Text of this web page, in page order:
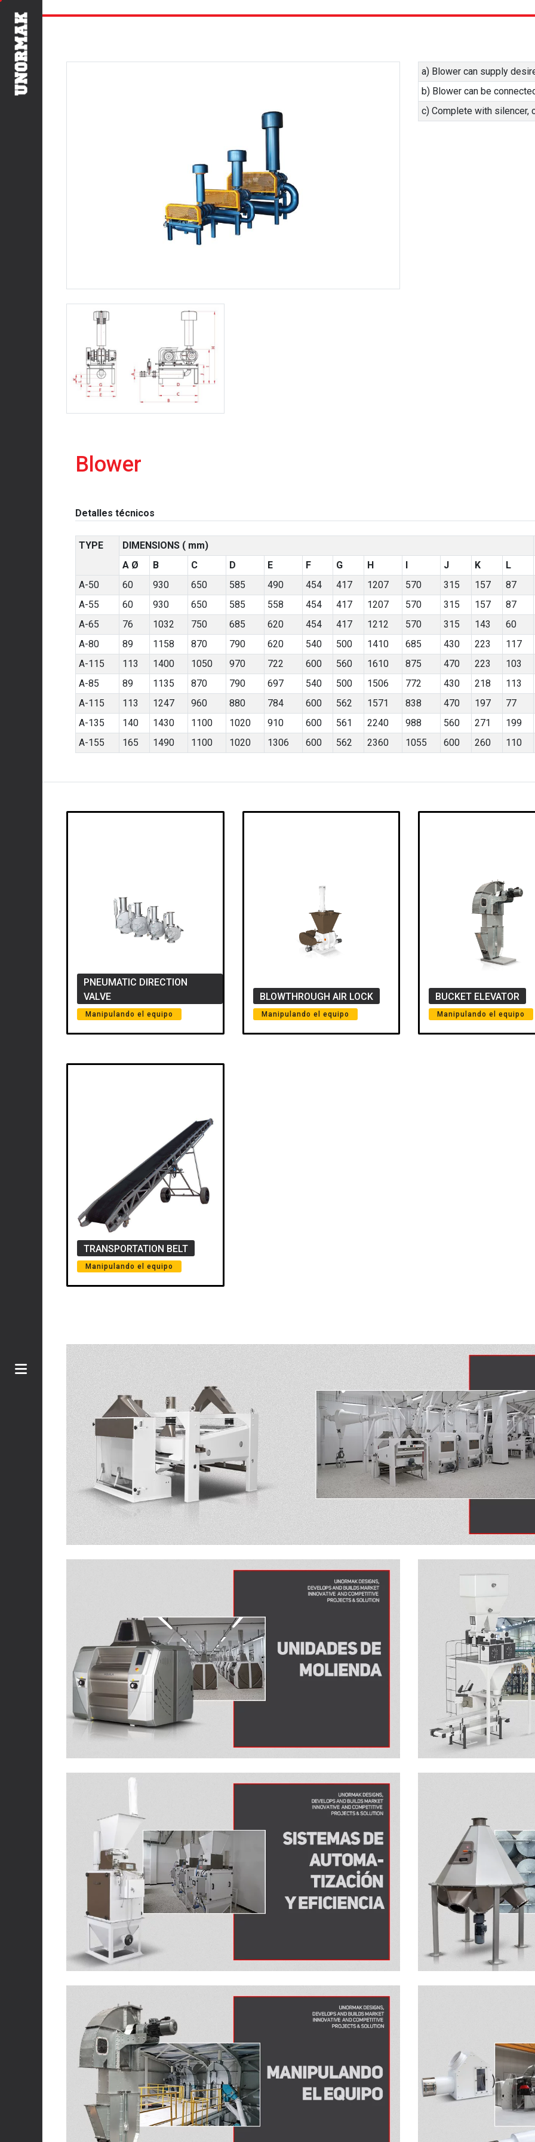
a) Blower can supply
b) Blower can be
c) Complete with silencer,
Blower
Detalles técnicos
TYPE DIMENSIONS ( mm)
A Ø
B C D E F G H J K L
A-50
60 930 650 585 490 454 417 1207 570 315 157 87
A-55
60 930 650 585 558 454 417 1207 570 315 157 87
A-65
76 1032 750 685 620 454 417 1212 570 315 143 60
A-80
89 1158 870 790 620 540 500 1410 685 430 223 117
A-115
113 1400 1050 970 722 600 560 1610 875 470 223 103
A-85
89 1135 870 790 697 540 500 1506 772 430 218 113
A-115
113 1247 960 880 784 600 562 1571 838 470 197 77
A-135
140 1430 1100 1020 910 600 561 2240 988 560 271 199
A-155
165 1490 1100 1020 1306 600 562 2360 1055 600 260 110
PNEUMATIC DIRECTION
VALVE
Manipulando el equipo
BLOWTHROUGH AIR LOCK
Manipulando el equipo
BUCKET ELEVATOR
Manipulando el equipo
TRANSPORTATION BELT
Manipulando el equipo